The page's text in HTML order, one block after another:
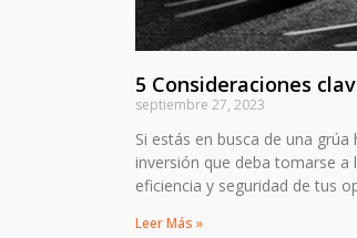
5 Consideraciones
septiembre 27, 2023
Si estás en busca de una
inversión que deba tomarse a
eficiencia y seguridad de tus
Leer Más »